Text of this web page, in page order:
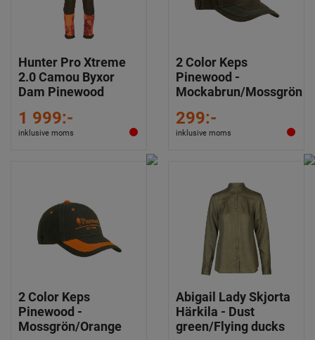
Hunter Pro Xtreme
2.0 Camou Byxor
Dam Pinewood
1 999:-
inklusive moms
2 Color Keps
Pinewood -
Mockabrun/Mossgrön
299:-
inklusive moms
2 Color Keps
Pinewood -
Mossgrön/Orange
Abigail Lady Skjorta
Härkila - Dust
green/Flying ducks